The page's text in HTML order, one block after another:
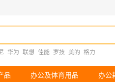
华为 联想 佳能 罗技 美的 格力
品 办公及体育用品 办公